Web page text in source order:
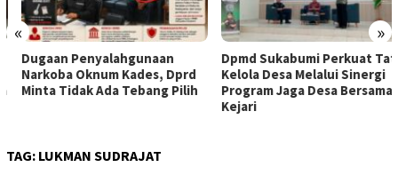
« »
Dugaan Penyalahgunaan
Narkoba Oknum Kades, Dprd
Minta Tidak Ada Tebang Pilih
Dpmd Sukabumi Perkuat Tata
Kelola Desa Melalui Sinergi
Program Jaga Desa Bersama
Kejari
TAG: LUKMAN SUDRAJAT